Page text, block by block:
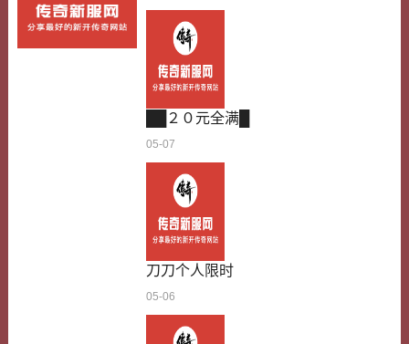
索。短剑攻击不高，但很轻便，新手操控起来不费
劲，砍小怪的时候，能慢慢熟悉游戏的走位、攻击
节奏，甚至能摸索出简单的PK技巧比如隔位砍怪，
避免被小怪围殴。那时候我拿着短剑，每天去蜈蚣
洞刷小怪，慢慢升级，攒金币，熟悉各个地图的路
██２０元全满█
05-07
刀刀个人限时
05-06